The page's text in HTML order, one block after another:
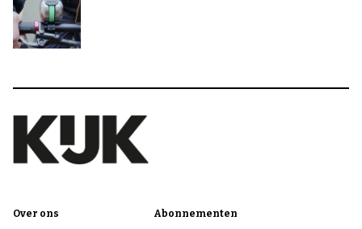
Over ons Abonnementen